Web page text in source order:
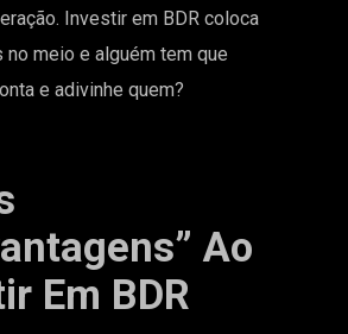
Investir em BDR coloca
meio e alguém tem que
e adivinhe quem?
Ao
Em BDR